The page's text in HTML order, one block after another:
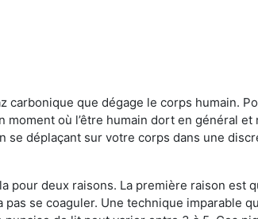
carbonique que dégage le corps humain.
où l’être humain dort en général et
se déplaçant sur votre corps dans une
pour deux raisons. La première raison est
se coaguler. Une technique imparable